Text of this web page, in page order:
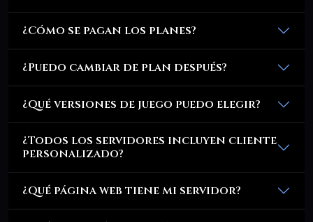
¿Cómo se pagan los planes?
¿Puedo cambiar de plan después?
¿Qué versiones de juego puedo elegir?
¿Todos los servidores incluyen cliente
personalizado?
¿Qué página web tiene mi servidor?